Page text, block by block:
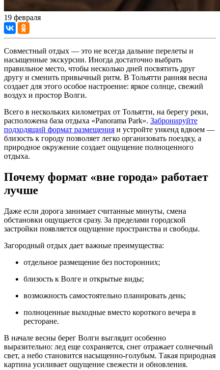
19 февраля
Совместный отдых — это не всегда дальние перелеты и
насыщенные экскурсии. Иногда достаточно выбрать
правильное место, чтобы несколько дней посвятить друг
другу и сменить привычный ритм. В Тольятти ранняя весна
создает для этого особое настроение: яркое солнце, свежий
воздух и простор Волги.
Всего в нескольких километрах от Тольятти, на берегу реки,
расположена база отдыха «Panorama Park». Забронируйте
подходящий формат размещения и устройте уикенд вдвоем —
близость к городу позволяет легко организовать поездку, а
природное окружение создает ощущение полноценного
отдыха.
Почему формат «вне города» работает
лучше
Даже если дорога занимает считанные минуты, смена
обстановки ощущается сразу. За пределами городской
застройки появляется ощущение пространства и свободы.
Загородный отдых дает важные преимущества:
отдельное размещение без посторонних;
близость к Волге и открытые виды;
возможность самостоятельно планировать день;
полноценные выходные вместо короткого вечера в
ресторане.
В начале весны берег Волги выглядит особенно
выразительно: лед еще сохраняется, снег отражает солнечный
свет, а небо становится насыщенно-голубым. Такая природная
картина усиливает ощущение свежести и обновления.